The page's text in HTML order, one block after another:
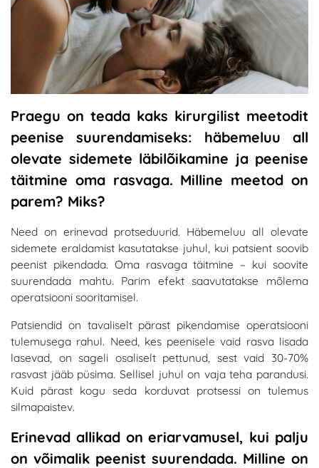
Praegu on teada kaks kirurgilist meetodit
peenise suurendamiseks: häbemeluu all
olevate sidemete läbilõikamine ja peenise
täitmine oma rasvaga. Milline meetod on
parem? Miks?
Need on erinevad protseduurid. Häbemeluu all olevate
sidemete eraldamist kasutatakse juhul, kui patsient soovib
peenist pikendada. Oma rasvaga täitmine – kui soovite
suurendada mahtu. Parim efekt saavutatakse mõlema
operatsiooni sooritamisel.
Patsiendid on tavaliselt pärast pikendamise operatsiooni
tulemusega rahul. Need, kes peenisele vaid rasva lisada
lasevad, on sageli osaliselt pettunud, sest vaid 30-70%
rasvast jääb püsima. Sellisel juhul on vaja teha parandusi.
Kuid pärast kogu seda korduvat protsessi on tulemus
silmapaistev.
Erinevad allikad on eriarvamusel, kui palju
on võimalik peenist suurendada. Milline on